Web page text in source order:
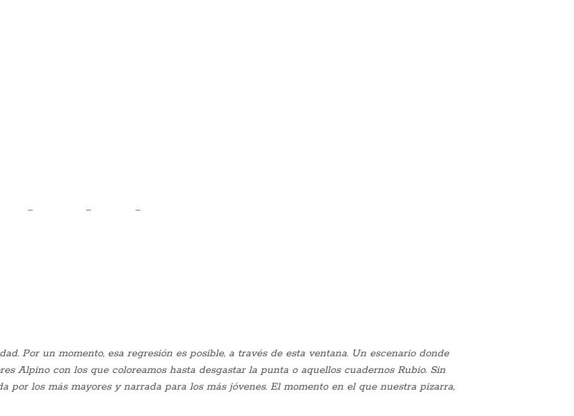
– – –
Por un momento, esa regresión es posible, a través de esta ventana. Un escenario donde
Alpino con los que coloreamos hasta desgastar la punta o aquellos cuadernos Rubio. Sin
por los más mayores y narrada para los más jóvenes. El momento en el que nuestra pizarra,